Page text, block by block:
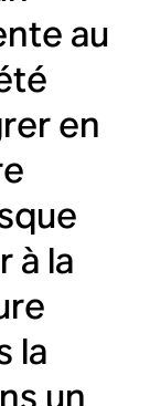
au
en
à la
la
un